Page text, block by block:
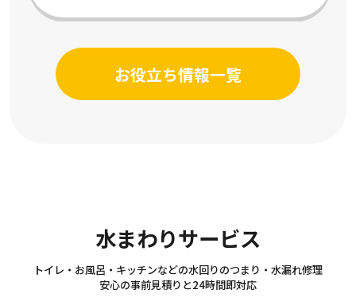
お役立ち情報一覧
水まわりサービス
Sanitary
トイレ・お風呂・キッチンなどの水回りのつまり・水漏れ修理
安心の事前見積りと24時間即対応